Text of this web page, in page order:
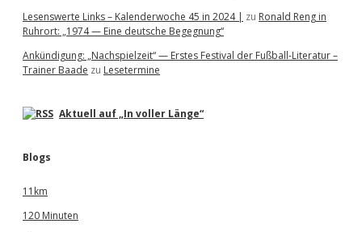
Lesenswerte Links – Kalenderwoche 45 in 2024 | zu Ronald Reng in
Ruhrort: „1974 — Eine deutsche Begegnung“
Ankündigung: „Nachspielzeit“ — Erstes Festival der Fußball-Literatur –
Trainer Baade zu Lesetermine
Aktuell auf „In voller Länge“
Blogs
11km
120 Minuten